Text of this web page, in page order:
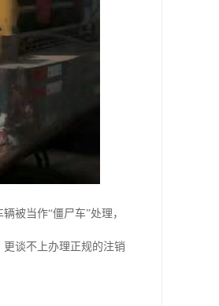
被当作“僵尸车”处理，
谈不上办理正规的注销